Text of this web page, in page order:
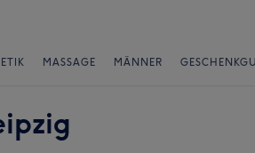
MASSAGE MÄNNER